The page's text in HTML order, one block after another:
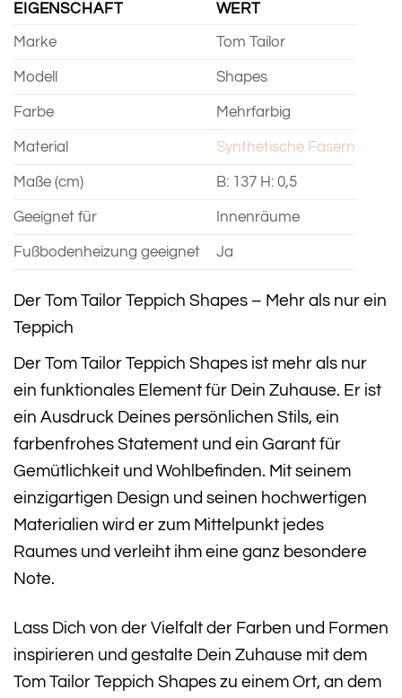
EIGENSCHAFT WERT
Marke Tom Tailor
Modell Shapes
Farbe Mehrfarbig
Material Synthetische Fasern
Maße (cm) B: 137 H: 0,5
Geeignet für Innenräume
Fußbodenheizung geeignet Ja
Der Tom Tailor Teppich Shapes – Mehr als nur ein
Teppich
Der Tom Tailor Teppich Shapes ist mehr als nur
ein funktionales Element für Dein Zuhause. Er ist
ein Ausdruck Deines persönlichen Stils, ein
farbenfrohes Statement und ein Garant für
Gemütlichkeit und Wohlbefinden. Mit seinem
einzigartigen Design und seinen hochwertigen
Materialien wird er zum Mittelpunkt jedes
Raumes und verleiht ihm eine ganz besondere
Note.
Lass Dich von der Vielfalt der Farben und Formen
inspirieren und gestalte Dein Zuhause mit dem
Tom Tailor Teppich Shapes zu einem Ort, an dem